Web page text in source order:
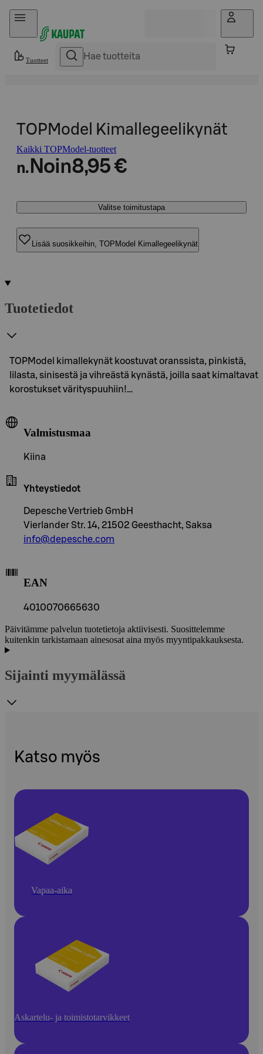
Hyppää sisältöön
Tuotteet
TOPModel Kimallegeelikynät
Kaikki TOPModel-tuotteet
n. Noin8,95 €
Valitse toimitustapa
Lisää suosikkeihin, TOPModel Kimallegeelikynät
Tuotetiedot
TOPModel kimallekynät koostuvat oranssista, pinkistä,
lilasta, sinisestä ja vihreästä kynästä, joilla saat kimaltavat
korostukset värityspuuhiin!…
Valmistusmaa
Kiina
Yhteystiedot
Depesche Vertrieb GmbH
Vierlander Str. 14, 21502 Geesthacht, Saksa
info@depesche.com
EAN
4010070665630
Päivitämme palvelun tuotetietoja aktiivisesti. Suosittelemme
kuitenkin tarkistamaan ainesosat aina myös myyntipakkauksesta.
Sijainti myymälässä
Katso myös
Vapaa-aika
Askartelu- ja toimistotarvikkeet